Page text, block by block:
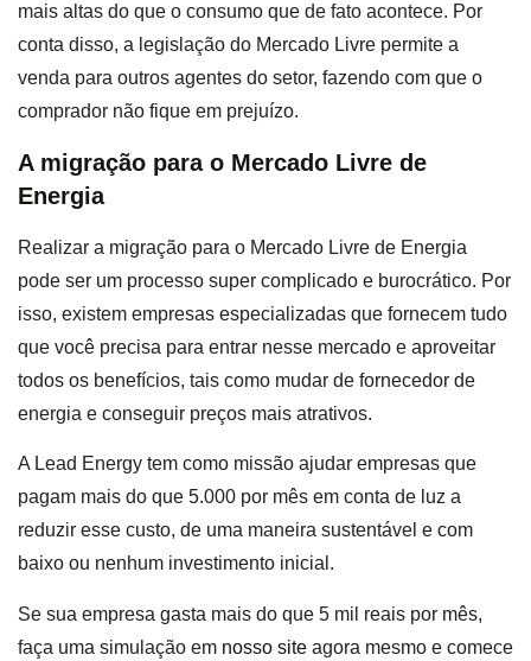
mais altas do que o consumo que de fato acontece. Por
conta disso, a legislação do Mercado Livre permite a
venda para outros agentes do setor, fazendo com que o
comprador não fique em prejuízo.
A migração para o Mercado Livre de
Energia
Realizar a migração para o Mercado Livre de Energia
pode ser um processo super complicado e burocrático. Por
isso, existem empresas especializadas que fornecem tudo
que você precisa para entrar nesse mercado e aproveitar
todos os benefícios, tais como mudar de fornecedor de
energia e conseguir preços mais atrativos.
A Lead Energy tem como missão ajudar empresas que
pagam mais do que 5.000 por mês em conta de luz a
reduzir esse custo, de uma maneira sustentável e com
baixo ou nenhum investimento inicial.
Se sua empresa gasta mais do que 5 mil reais por mês,
faça uma simulação em nosso site agora mesmo e comece